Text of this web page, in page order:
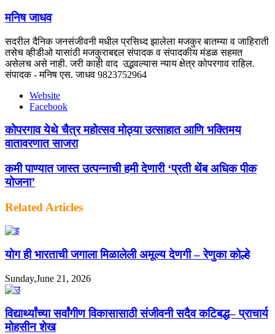
मनिष जाधव
सदरील दैनिक जनसंजीवनी मधील प्रसिध्द झालेला मजकुर बातम्या व जाहिराती
तसेच व्हीडीओ यासांठी मजकुराबद्दल संपादक व संपादकीय मंडळ सहमत
असेलच असे नाही. जरी काही वाद उद्भवल्यास न्याय क्षेत्र कोपरगाव राहिल.
संपादक - मनिष एस. जाधव 9823752964
Website
Facebook
कोपरगाव येथे चैत्र महोत्सव मोठ्या उत्साहात आणि भक्तिमय
वातावरणात साजरा
कमी पाण्यात जास्त उत्पन्नाची हमी देणारी ‘प्रती थेंब अधिक पीक
योजना’
Related Articles
योग ही भारताची जगाला मिळालेली अमूल्य देणगी – रेणुका कोल्हे
Sunday,June 21, 2026
विद्यार्थ्यांच्या सर्वांगीण विकासासाठी संजीवनी सदैव कटिबद्ध– प्राचार्य
मोहसीन शेख